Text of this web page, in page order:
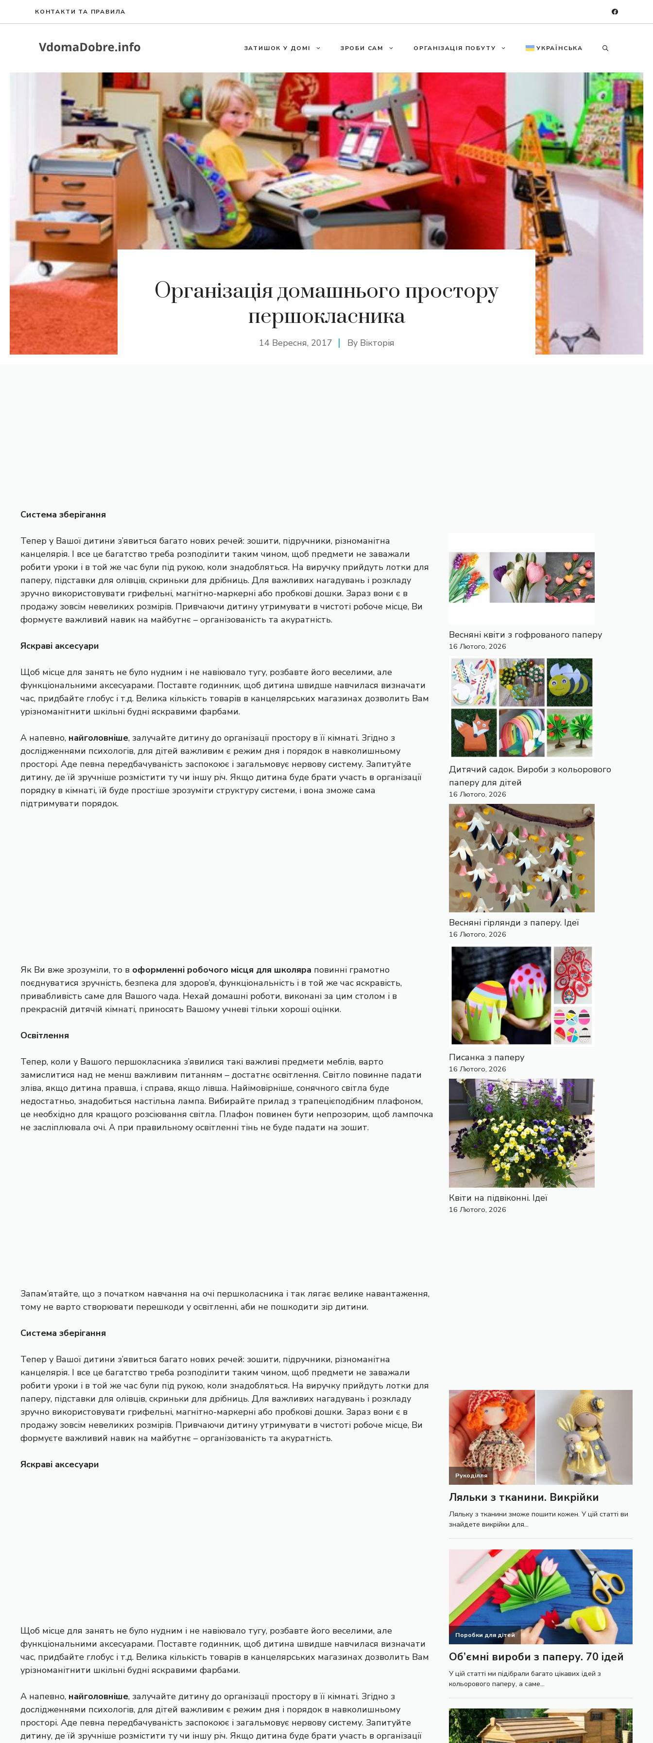
КОНТАКТИ ТА ПРАВИЛА
ЗАТИШОК У ДОМІ ЗРОБИ САМ ОРГАНІЗАЦІЯ ПОБУТУ УКРАЇНСЬКА
Організація домашнього простору
першокласника
14 Вересня, 2017 By Вікторія
Система зберігання
Тепер у Вашої дитини з’явиться багато нових речей: зошити, підручники, різноманітна
канцелярія. І все це багатство треба розподілити таким чином, щоб предмети не заважали
робити уроки і в той же час були під рукою, коли знадобляться. На виручку прийдуть лотки для
паперу, підставки для олівців, скриньки для дрібниць. Для важливих нагадувань і розкладу
зручно використовувати грифельні, магнітно-маркерні або пробкові дошки. Зараз вони є в
продажу зовсім невеликих розмірів. Привчаючи дитину утримувати в чистоті робоче місце, Ви
формуєте важливий навик на майбутнє – організованість та акуратність.
Яскраві аксесуари
Щоб місце для занять не було нудним і не навіювало тугу, розбавте його веселими, але
функціональними аксесуарами. Поставте годинник, щоб дитина швидше навчилася визначати
час, придбайте глобус і т.д. Велика кількість товарів в канцелярських магазинах дозволить Вам
урізноманітнити шкільні будні яскравими фарбами.
А напевно, найголовніше, залучайте дитину до організації простору в її кімнаті. Згідно з
дослідженнями психологів, для дітей важливим є режим дня і порядок в навколишньому
просторі. Аде певна передбачуваність заспокоює і загальмовує нервову систему. Запитуйте
дитину, де їй зручніше розмістити ту чи іншу річ. Якщо дитина буде брати участь в організації
порядку в кімнаті, їй буде простіше зрозуміти структуру системи, і вона зможе сама
підтримувати порядок.
Як Ви вже зрозуміли, то в оформленні робочого місця для школяра повинні грамотно
поєднуватися зручність, безпека для здоров’я, функціональність і в той же час яскравість,
привабливість саме для Вашого чада. Нехай домашні роботи, виконані за цим столом і в
прекрасній дитячій кімнаті, приносять Вашому учневі тільки хороші оцінки.
Освітлення
Тепер, коли у Вашого першокласника з’явилися такі важливі предмети меблів, варто
замислитися над не менш важливим питанням – достатнє освітлення. Світло повинне падати
зліва, якщо дитина правша, і справа, якщо лівша. Найімовірніше, сонячного світла буде
недостатньо, знадобиться настільна лампа. Вибирайте прилад з трапецієподібним плафоном,
це необхідно для кращого розсіювання світла. Плафон повинен бути непрозорим, щоб лампочка
не засліплювала очі. А при правильному освітленні тінь не буде падати на зошит.
Запам’ятайте, що з початком навчання на очі першколасника і так лягає велике навантаження,
тому не варто створювати перешкоди у освітленні, аби не пошкодити зір дитини.
Система зберігання
Тепер у Вашої дитини з’явиться багато нових речей: зошити, підручники, різноманітна
канцелярія. І все це багатство треба розподілити таким чином, щоб предмети не заважали
робити уроки і в той же час були під рукою, коли знадобляться. На виручку прийдуть лотки для
паперу, підставки для олівців, скриньки для дрібниць. Для важливих нагадувань і розкладу
зручно використовувати грифельні, магнітно-маркерні або пробкові дошки. Зараз вони є в
продажу зовсім невеликих розмірів. Привчаючи дитину утримувати в чистоті робоче місце, Ви
формуєте важливий навик на майбутнє – організованість та акуратність.
Яскраві аксесуари
Щоб місце для занять не було нудним і не навіювало тугу, розбавте його веселими, але
функціональними аксесуарами. Поставте годинник, щоб дитина швидше навчилася визначати
час, придбайте глобус і т.д. Велика кількість товарів в канцелярських магазинах дозволить Вам
урізноманітнити шкільні будні яскравими фарбами.
А напевно, найголовніше, залучайте дитину до організації простору в її кімнаті. Згідно з
дослідженнями психологів, для дітей важливим є режим дня і порядок в навколишньому
просторі. Аде певна передбачуваність заспокоює і загальмовує нервову систему. Запитуйте
дитину, де їй зручніше розмістити ту чи іншу річ. Якщо дитина буде брати участь в організації
Весняні квіти з гофрованого паперу
16 Лютого, 2026
Дитячий садок. Вироби з кольорового
паперу для дітей
16 Лютого, 2026
Весняні гірлянди з паперу. Ідеї
16 Лютого, 2026
Писанка з паперу
16 Лютого, 2026
Квіти на підвіконні. Ідеї
16 Лютого, 2026